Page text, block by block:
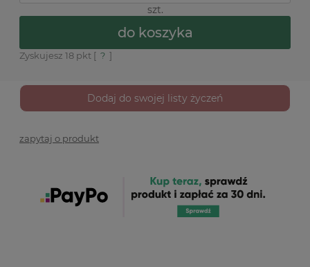
szt.
do koszyka
Zyskujesz 18 pkt [ ? ]
Dodaj do swojej listy życzeń
zapytaj o produkt